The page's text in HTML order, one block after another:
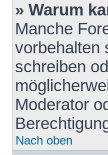
» Warum
Manche
vorbehalten
schreiben
Moderator
Nach oben